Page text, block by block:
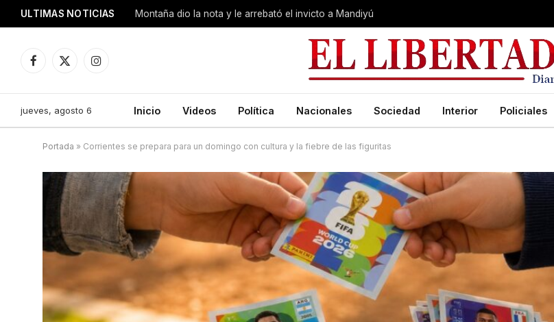
ULTIMAS NOTICIAS Montaña dio la nota y le arrebató el invicto a Mandiyú
Facebook
X
Instagram
jueves, agosto 6 Inicio Videos Política Nacionales Sociedad Interior Policiales
Portada » Corrientes se prepara para un domingo con cultura y la fiebre de las figuritas